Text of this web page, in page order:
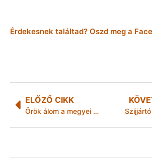
Érdekesnek találtad? Oszd meg a
ELŐZŐ CIKK
Örök álom a megyei kórházban?